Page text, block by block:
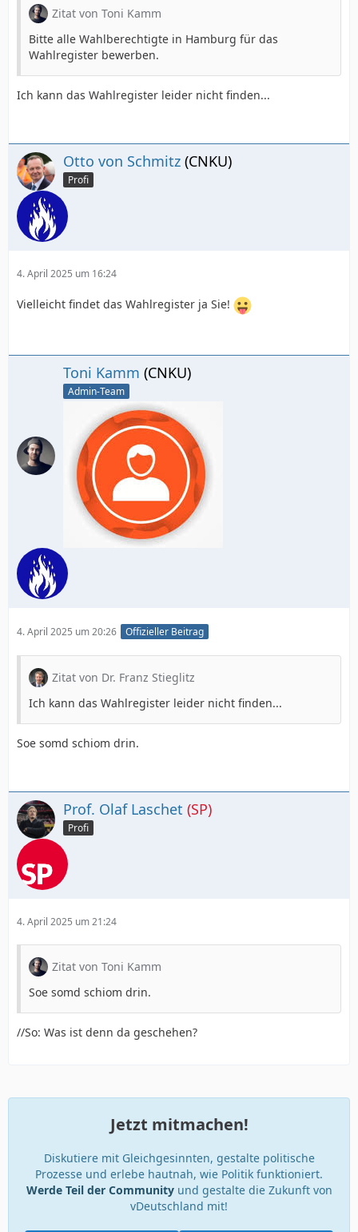
Zitat von Toni Kamm
Bitte alle Wahlberechtigte in Hamburg für das
Wahlregister bewerben.
Ich kann das Wahlregister leider nicht finden...
Otto von Schmitz (CNKU)
Profi
4. April 2025 um 16:24
Vielleicht findet das Wahlregister ja Sie!
Toni Kamm (CNKU)
Admin-Team
4. April 2025 um 20:26 Offizieller Beitrag
Zitat von Dr. Franz Stieglitz
Ich kann das Wahlregister leider nicht finden...
Soe somd schiom drin.
Prof. Olaf Laschet (SP)
Profi
4. April 2025 um 21:24
Zitat von Toni Kamm
Soe somd schiom drin.
//So: Was ist denn da geschehen?
Jetzt mitmachen!
Diskutiere mit Gleichgesinnten, gestalte politische
Prozesse und erlebe hautnah, wie Politik funktioniert.
Werde Teil der Communityund gestalte die Zukunft von
vDeutschland mit!